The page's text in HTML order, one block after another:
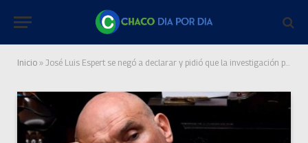
Inicio » José Luis Espert se negó a declarar y pidió que la investigación pase a manos del juez